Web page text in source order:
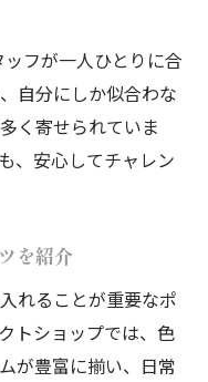
フが一人ひとりに合
自分にしか似合わな
く寄せられていま
、安心してチャレン
を紹介
れることが重要なポ
トショップでは、色
が豊富に揃い、日常